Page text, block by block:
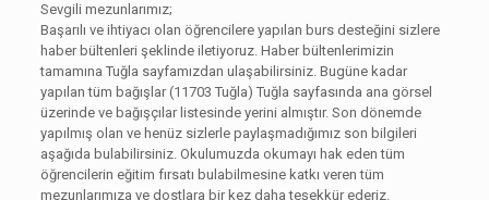
Sevgili mezunlarımız;
Başarılı ve ihtiyacı olan öğrencilere yapılan burs desteğini sizlere
haber bültenleri şeklinde iletiyoruz. Haber bültenlerimizin
tamamına Tuğla sayfamızdan ulaşabilirsiniz. Bugüne kadar
yapılan tüm bağışlar (11703 Tuğla) Tuğla sayfasında ana görsel
üzerinde ve bağışçılar listesinde yerini almıştır. Son dönemde
yapılmış olan ve henüz sizlerle paylaşmadığımız son bilgileri
aşağıda bulabilirsiniz. Okulumuzda okumayı hak eden tüm
öğrencilerin eğitim fırsatı bulabilmesine katkı veren tüm
mezunlarımıza ve dostlara bir kez daha teşekkür ederiz.